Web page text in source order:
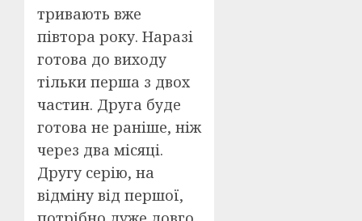
тривають вже
півтора року. Наразі
готова до виходу
тільки перша з двох
частин. Друга буде
готова не раніше, ніж
через два місяці.
Другу серію, на
відміну від першої,